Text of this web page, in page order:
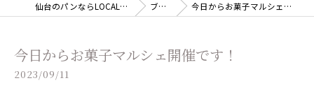
仙台のパンならLOCAL BAKERY ブログ 今日からお菓子マルシェ開催です！
今日からお菓子マルシェ開催です！
2023/09/11